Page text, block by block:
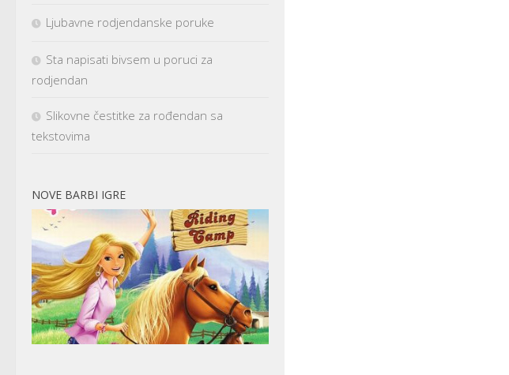
Ljubavne rodjendanske poruke
Sta napisati bivsem u poruci za
rodjendan
Slikovne čestitke za rođendan sa
tekstovima
NOVE BARBI IGRE